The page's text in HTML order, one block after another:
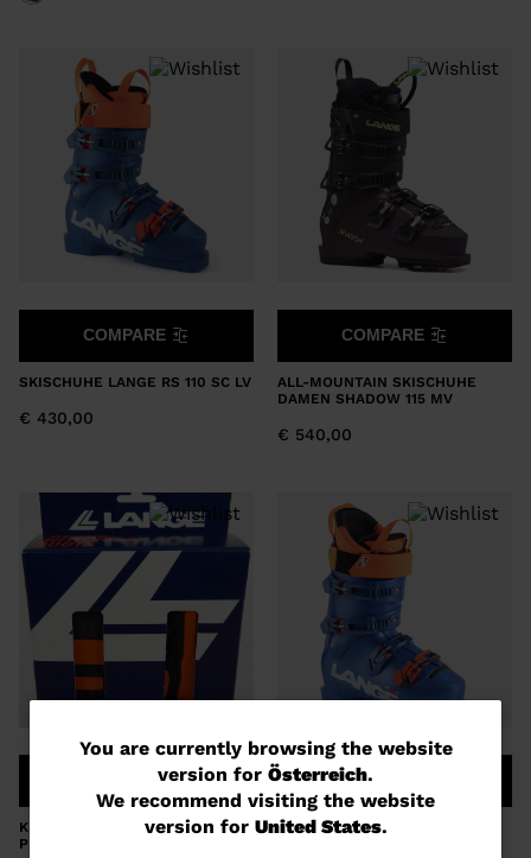
You
are
currently
You are currently browsing the website
version for Österreich.
We recommend visiting the website
version for United States.
SKISCHUHE LANGE RS 110 SC LV
€ 430,00
COMPARE
ALL-MOUNTAIN SKISCHUHE
DAMEN SHADOW 115 MV
€ 540,00
COMPARE
KIT GRIP WALK SOLES XTFREE +
PIN IN
COMPARE
SKISCHUHE LANGE RS 120 MV
COMPARE